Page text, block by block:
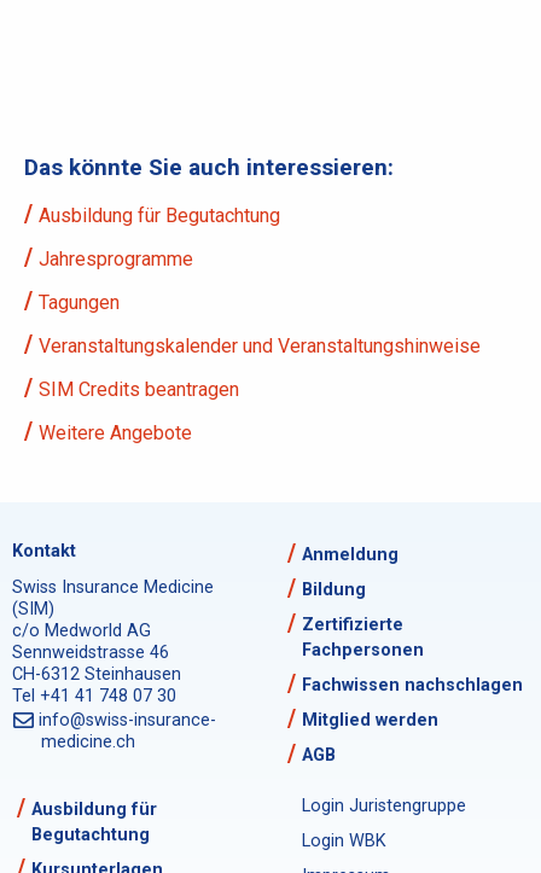
Das könnte Sie auch interessieren:
Ausbildung für Begutachtung
Jahresprogramme
Tagungen
Veranstaltungskalender und Veranstaltungshinweise
SIM Credits beantragen
Weitere Angebote
Kontakt
Swiss Insurance Medicine
(SIM)
c/o Medworld AG
Sennweidstrasse 46
CH-6312 Steinhausen
Tel +41 41 748 07 30
info@swiss-insurance-
medicine.ch
Anmeldung
Bildung
Zertifizierte
Fachpersonen
Fachwissen nachschlagen
Mitglied werden
AGB
Ausbildung für
Begutachtung
Login Juristengruppe
Login WBK